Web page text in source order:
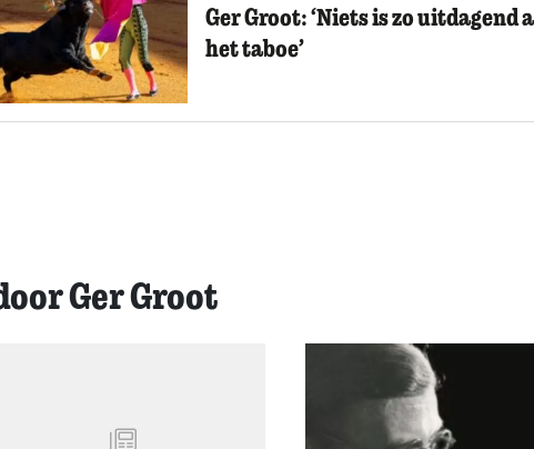
Ger Groot: ‘Niets is zo uitdagend
het taboe’
Ger Groot